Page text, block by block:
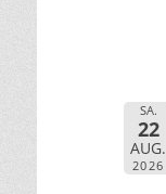
SA.
22
AUG.
2026